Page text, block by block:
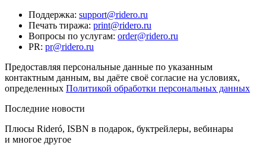
Поддержка: support@ridero.ru
Печать тиража: print@ridero.ru
Вопросы по услугам: order@ridero.ru
PR: pr@ridero.ru
Предоставляя персональные данные по указанным
контактным данным, вы даёте своё согласие на условиях,
определенных Политикой обработки персональных данных
Последние новости
Плюсы Rideró, ISBN в подарок, буктрейлеры, вебинары
и многое другое